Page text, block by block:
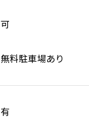
可
無料駐車場あり
有